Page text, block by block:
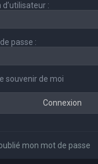
d’utilisateur :
passe :
souvenir de moi
mon mot de passe